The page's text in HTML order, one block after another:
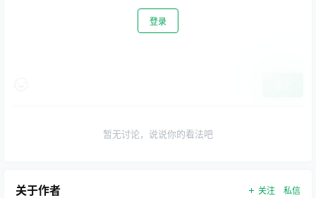
登录
暂无讨论，说说你的看法吧
关于作者 关注 私信